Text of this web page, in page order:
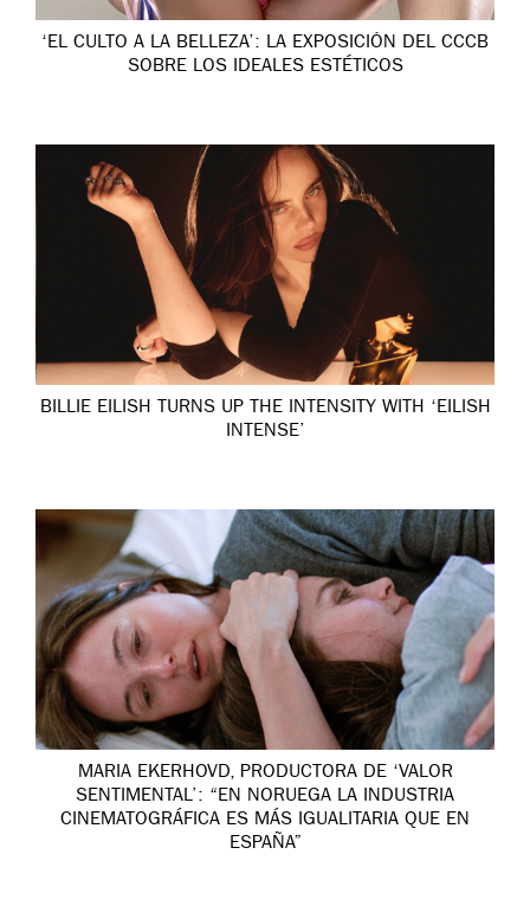
‘EL CULTO A LA BELLEZA’: LA EXPOSICIÓN DEL CCCB
SOBRE LOS IDEALES ESTÉTICOS
BILLIE EILISH TURNS UP THE INTENSITY WITH ‘EILISH
INTENSE’
MARIA EKERHOVD, PRODUCTORA DE ‘VALOR
SENTIMENTAL’: “EN NORUEGA LA INDUSTRIA
CINEMATOGRÁFICA ES MÁS IGUALITARIA QUE EN
ESPAÑA”